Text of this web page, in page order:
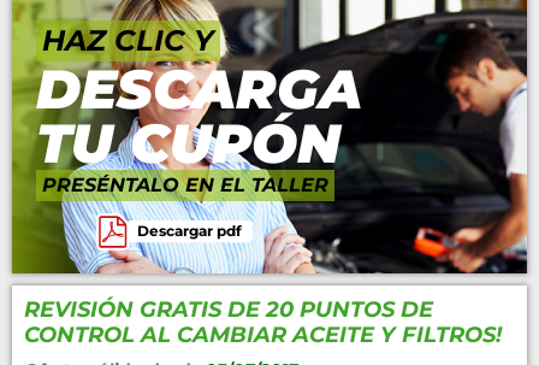
HAZ CLIC Y
DESCARGA
TU CUPÓN
PRESÉNTALO EN EL TALLER
Descargar pdf
REVISIÓN GRATIS DE 20 PUNTOS DE
CONTROL AL CAMBIAR ACEITE Y FILTROS!